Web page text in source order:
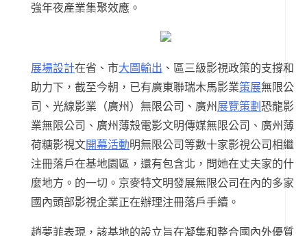
強年夜產業集聚效應。
展場設計在省、市大圖輸出 、區三級影視政策的支撐和
助力下，截至今朝，已有廣東聯瑞木馬影業策展無限公
司、光線影業（廣州）無限公司、廣州 展覽策劃 恐龍影
業無限公司、廣州薄殼電影文明傳媒無限公司、廣州薄
荷糖影視文開幕活動明無限公司等數十家影視公司相繼
注冊落戶在基地園區，還有包含北，問她在丈夫家的什
麼地方。的一切。京麥特文明發展無限公司在內的多家
國內頭部影視企業正在辦理注冊落戶手續。
趙夢菲表現，該基地的設立旨在凝集和整合國內外優質